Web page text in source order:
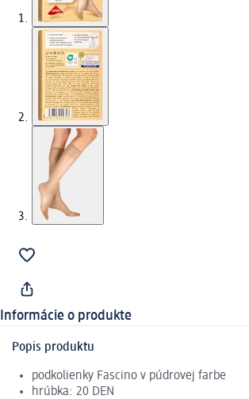
Informácie o produkte
Popis produktu
podkolienky Fascino v púdrovej farbe
hrúbka: 20 DEN